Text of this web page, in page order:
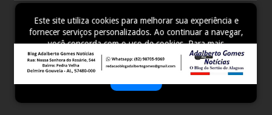
Este site utiliza cookies para melhorar sua experiência e
fornecer serviços personalizados. Ao continuar a navegar,
você concorda com o uso de cookies. Para mais
informações, leia nossa
Política de Privacidade.